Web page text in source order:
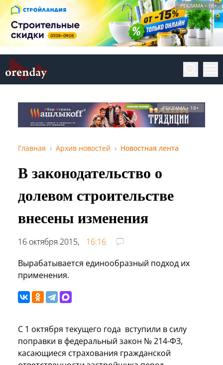
РЕКЛАМА • 18+
РЕКЛАМА • 18+
Главная Архив новостей Новостная лента
В законодательство о
долевом строительстве
внесены изменения
16 октября 2015,
16:16
Вырабатывается единообразный подход их
применения.
С 1 октября текущего года вступили в силу
поправки в федеральный закон № 214-ФЗ,
касающиеся страхования гражданской